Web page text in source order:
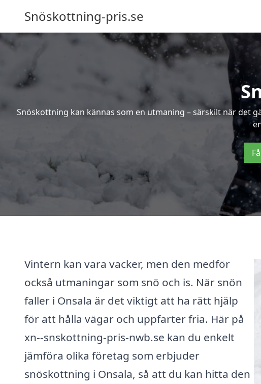
Snöskottning-pris.se
Snöskottning kan kännas som en utmaning – särskilt när det
Vintern kan vara vacker, men den medför
också utmaningar som snö och is. När snön
faller i Onsala är det viktigt att ha rätt hjälp
för att hålla vägar och uppfarter fria. Här på
xn--snskottning-pris-nwb.se kan du enkelt
jämföra olika företag som erbjuder
snöskottning i Onsala, så att du kan hitta den